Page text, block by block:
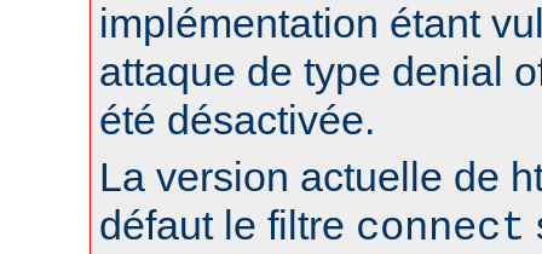
implémentation étant
attaque de type denial
été désactivée.
La version actuelle de
défaut le filtre connect